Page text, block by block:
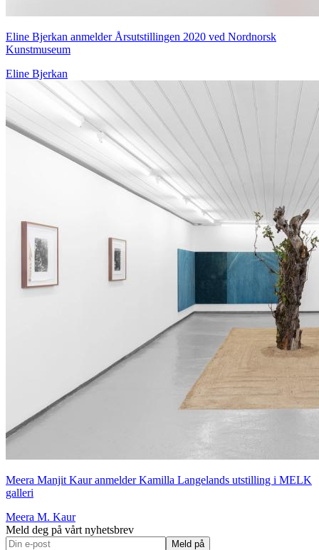
Eline Bjerkan anmelder Årsutstillingen 2020 ved Nordnorsk
Kunstmuseum
Eline Bjerkan
Meera Manjit Kaur anmelder Kamilla Langelands utstilling i MELK
galleri
Meera M. Kaur
Meld deg på vårt nyhetsbrev
Meld på